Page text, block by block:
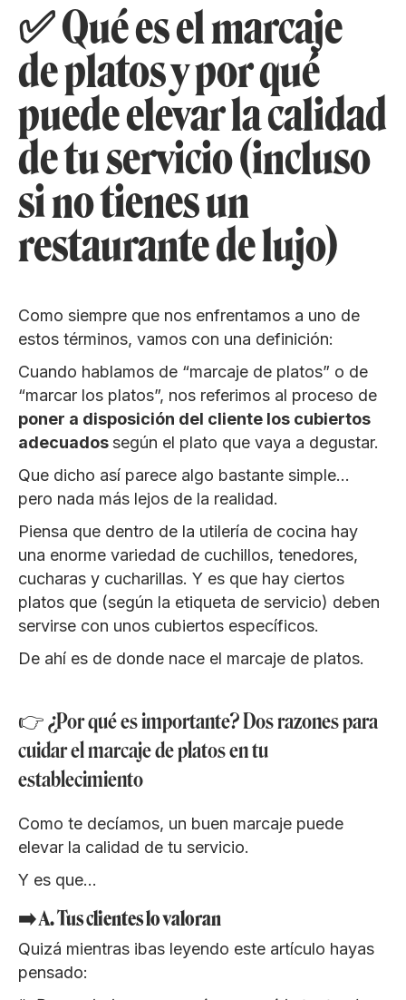
✅ Qué es el marcaje
de platos y por qué
puede elevar la calidad
de tu servicio (incluso
si no tienes un
restaurante de lujo)
Como siempre que nos enfrentamos a uno de
estos términos, vamos con una definición:
Cuando hablamos de “marcaje de platos” o de
“marcar los platos”, nos referimos al proceso de
poner a disposición del cliente los cubiertos
adecuadossegún el plato que vaya a degustar.
Que dicho así parece algo bastante simple…
pero nada más lejos de la realidad.
Piensa que dentro de la utilería de cocina hay
una enorme variedad de cuchillos, tenedores,
cucharas y cucharillas. Y es que hay ciertos
platos que (según la etiqueta de servicio) deben
servirse con unos cubiertos específicos.
De ahí es de donde nace el marcaje de platos.
👉 ¿Por qué es importante? Dos razones para
cuidar el marcaje de platos en tu
establecimiento
Como te decíamos, un buen marcaje puede
elevar la calidad de tu servicio.
Y es que…
➡️ A. Tus clientes lo valoran
Quizá mientras ibas leyendo este artículo hayas
pensado: